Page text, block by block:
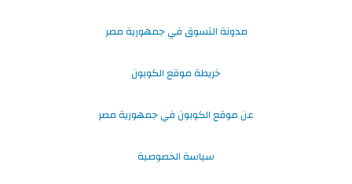
مدونة التسوق في جمهورية مصر
خريطة موقع الكوبون
عن موقع الكوبون في جمهورية مصر
سياسة الخصوصية